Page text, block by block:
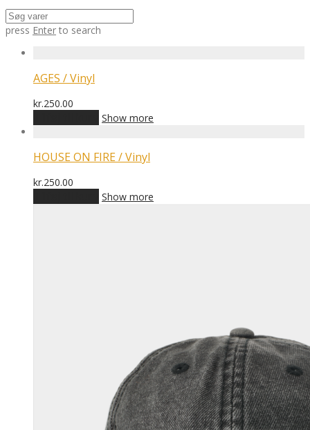
press Enter to search
AGES / Vinyl
kr.250.00
Show more
HOUSE ON FIRE / Vinyl
kr.250.00
Show more